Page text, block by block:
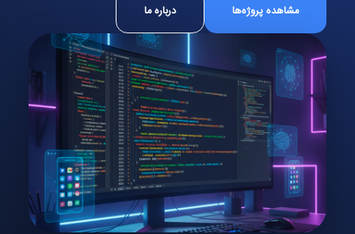
مشاهده پروژه‌ها درباره ما